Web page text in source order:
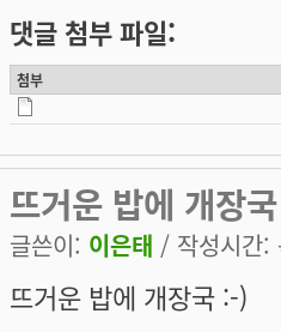
댓글 첨부 파일:
첨부
뜨거운 밥에 개장
글쓴이: 이은태 / 작성시간
뜨거운 밥에 개장국 :-)